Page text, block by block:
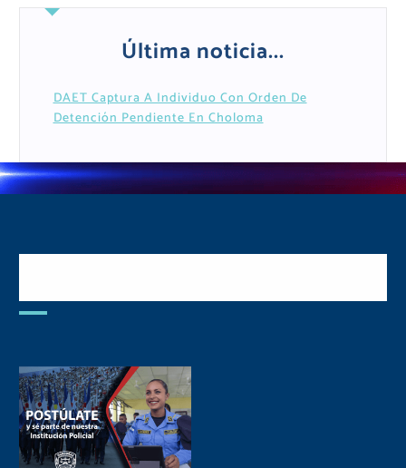
Última noticia...
DAET Captura A Individuo Con Orden De
Detención Pendiente En Choloma